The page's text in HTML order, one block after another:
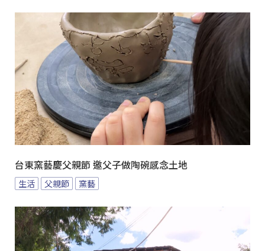
台東窯藝慶父親節 邀父子做陶碗感念土地
生活 父親節 窯藝